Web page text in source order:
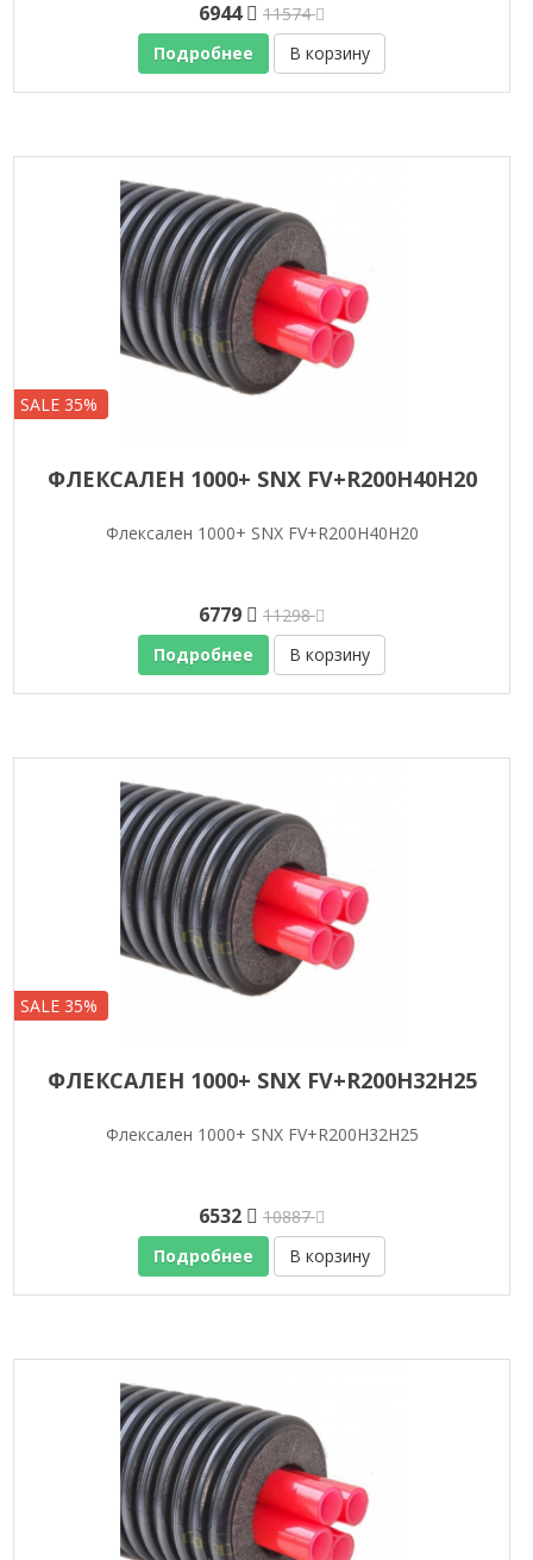
6944
11574
Подробнее
В корзину
SALE 35%
ФЛЕКСАЛЕН 1000+ SNX FV+R200H40H20
Флексален 1000+ SNX FV+R200H40H20
6779
11298
Подробнее
В корзину
SALE 35%
ФЛЕКСАЛЕН 1000+ SNX FV+R200H32H25
Флексален 1000+ SNX FV+R200H32H25
6532
10887
Подробнее
В корзину